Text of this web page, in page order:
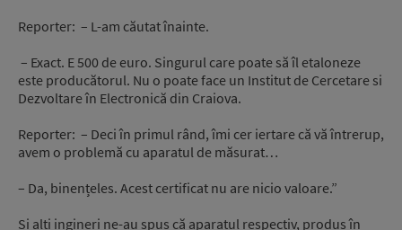
Reporter: – L-am căutat înainte.
– Exact. E 500 de euro. Singurul care poate să îl etaloneze
este producătorul. Nu o poate face un Institut de Cercetare si
Dezvoltare în Electronică din Craiova.
Reporter: – Deci în primul rând, îmi cer iertare că vă întrerup,
avem o problemă cu aparatul de măsurat…
– Da, binențeles. Acest certificat nu are nicio valoare.”
Și alți ingineri ne-au spus că aparatul respectiv, produs în